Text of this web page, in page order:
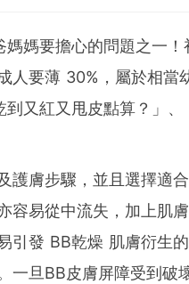
媽要擔心的問題之一
人要薄 30%，屬於相當
又紅又甩皮點算？」、
護膚步驟，並且選擇適
容易從中流失，加上肌
引發 BB乾燥 肌膚衍生
一旦BB皮膚屏障受到破